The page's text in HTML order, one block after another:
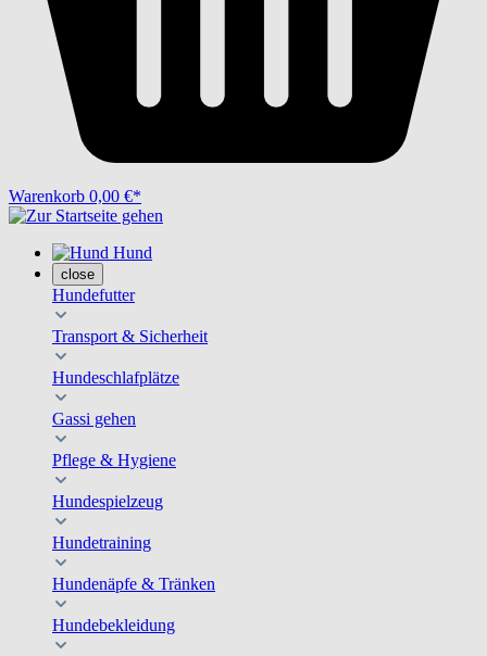
Warenkorb 0,00 €*
Hund
close
Hundefutter
Transport & Sicherheit
Hundeschlafplätze
Gassi gehen
Pflege & Hygiene
Hundespielzeug
Hundetraining
Hundenäpfe & Tränken
Hundebekleidung